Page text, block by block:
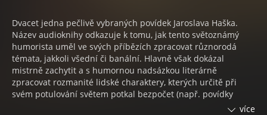
Dvacet jedna pečlivě vybraných povídek Jaroslava Haška.
Název audioknihy odkazuje k tomu, jak tento světoznámý
humorista uměl ve svých příbězích zpracovat různorodá
témata, jakkoli všední či banální. Hlavně však dokázal
mistrně zachytit a s humornou nadsázkou literárně
zpracovat rozmanité lidské charaktery, kterých určitě při
svém potulování světem potkal bezpočet (např. povídky
více